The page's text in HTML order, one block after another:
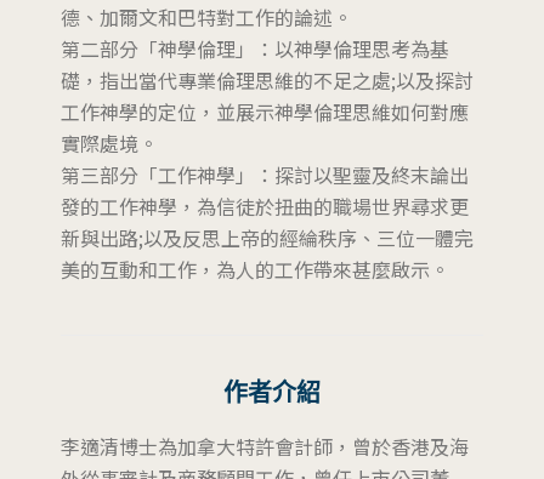
德、加爾文和巴特對工作的論述。
第二部分「神學倫理」：以神學倫理思考為基
礎，指出當代專業倫理思維的不足之處;以及探討
工作神學的定位，並展示神學倫理思維如何對應
實際處境。
第三部分「工作神學」：探討以聖靈及終末論出
發的工作神學，為信徒於扭曲的職場世界尋求更
新與出路;以及反思上帝的經綸秩序、三位一體完
美的互動和工作，為人的工作帶來甚麼啟示。
作者介紹
李適清博士為加拿大特許會計師，曾於香港及海